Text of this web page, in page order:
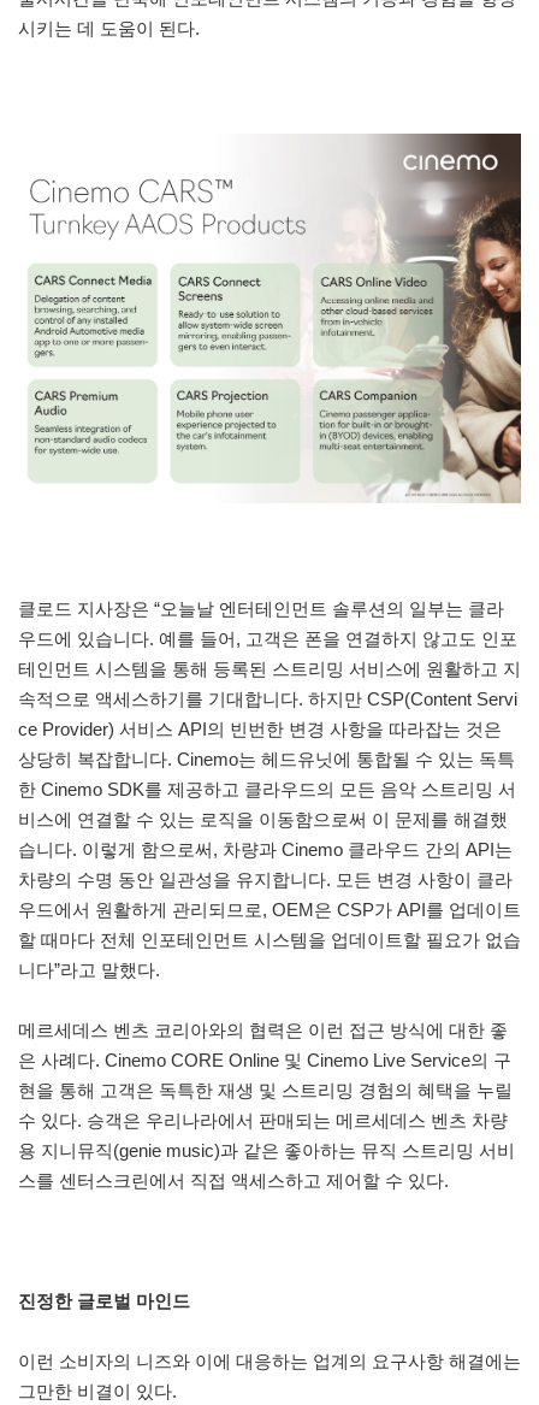
시키는 데 도움이 된다.
클로드 지사장은 “오늘날 엔터테인먼트 솔루션의 일부는 클라
우드에 있습니다. 예를 들어, 고객은 폰을 연결하지 않고도 인포
테인먼트 시스템을 통해 등록된 스트리밍 서비스에 원활하고 지
속적으로 액세스하기를 기대합니다. 하지만 CSP(Content Servi
ce Provider) 서비스 API의 빈번한 변경 사항을 따라잡는 것은
상당히 복잡합니다. Cinemo는 헤드유닛에 통합될 수 있는 독특
한 Cinemo SDK를 제공하고 클라우드의 모든 음악 스트리밍 서
비스에 연결할 수 있는 로직을 이동함으로써 이 문제를 해결했
습니다. 이렇게 함으로써, 차량과 Cinemo 클라우드 간의 API는
차량의 수명 동안 일관성을 유지합니다. 모든 변경 사항이 클라
우드에서 원활하게 관리되므로, OEM은 CSP가 API를 업데이트
할 때마다 전체 인포테인먼트 시스템을 업데이트할 필요가 없습
니다”라고 말했다.
메르세데스 벤츠 코리아와의 협력은 이런 접근 방식에 대한 좋
은 사례다. Cinemo CORE Online 및 Cinemo Live Service의 구
현을 통해 고객은 독특한 재생 및 스트리밍 경험의 혜택을 누릴
수 있다. 승객은 우리나라에서 판매되는 메르세데스 벤츠 차량
용 지니뮤직(genie music)과 같은 좋아하는 뮤직 스트리밍 서비
스를 센터스크린에서 직접 액세스하고 제어할 수 있다.
진정한 글로벌 마인드
이런 소비자의 니즈와 이에 대응하는 업계의 요구사항 해결에는
그만한 비결이 있다.